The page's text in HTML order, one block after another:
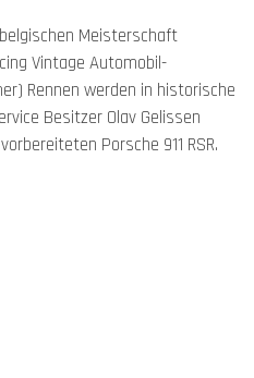
Meisterschaft
Vintage Automobil-
Rennen werden in historische
Besitzer Olav Gelissen
Porsche 911 RSR.